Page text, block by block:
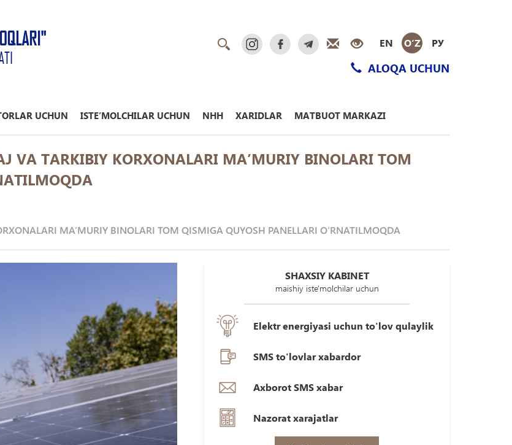
EN O‘Z РУ
ALOQA UCHUN
UCHUN ISTE’MOLCHILAR UCHUN NHH XARIDLAR MATBUOT MARKAZI
VA TARKIBIY KORXONALARI MA’MURIY BINOLARI TOM
MA’MURIY BINOLARI TOM QISMIGA QUYOSH PANELLARI О‘RNATILMOQDA
SHAXSIY KABINET
maishiy iste'molchilar uchun
Elektr energiyasi uchun to'lov qulaylik
SMS to'lovlar xabardor
Axborot SMS xabar
Nazorat xarajatlar